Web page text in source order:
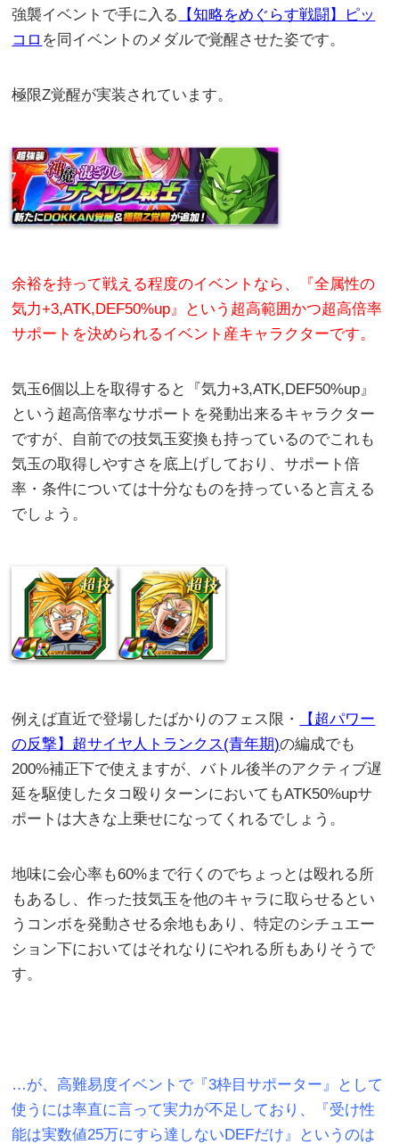
強襲イベントで手に入る
【知略をめぐらす戦闘】ピッ
コロ を同イベントのメダルで覚醒させた姿です。
極限Z覚醒が実装されています。
余裕を持って戦える程度のイベントなら、『全属性の
気力+3,ATK,DEF50%up』という超高範囲かつ超高倍率
サポートを決められるイベント産キャラクターです。
気玉6個以上を取得すると『気力+3,ATK,DEF50%up』
という超高倍率なサポートを発動出来るキャラクター
ですが、自前での技気玉変換も持っているのでこれも
気玉の取得しやすさを底上げしており、サポート倍
率・条件については十分なものを持っていると言える
でしょう。
例えば直近で登場したばかりのフェス限・
【超パワー
の反撃】超サイヤ人トランクス(青年期)の編成でも
200%補正下で使えますが、バトル後半のアクティブ遅
延を駆使したタコ殴りターンにおいてもATK50%upサ
ポートは大きな上乗せになってくれるでしょう。
地味に会心率も60%まで行くのでちょっとは殴れる所
もあるし、作った技気玉を他のキャラに取らせるとい
うコンボを発動させる余地もあり、特定のシチュエー
ション下においてはそれなりにやれる所もありそうで
す。
…が、高難易度イベントで『3枠目サポーター』として
使うには率直に言って実力が不足しており、『受け性
能は実数値25万にすら達しないDEFだけ』というのは